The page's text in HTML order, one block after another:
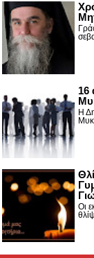
16
Η
Οι